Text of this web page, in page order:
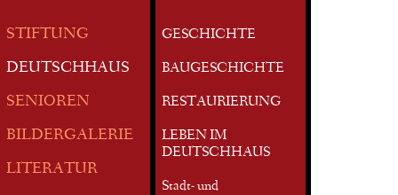
STIFTUNG
DEUTSCHHAUS
SENIOREN
BILDERGALERIE
LITERATUR
GESCHICHTE
BAUGESCHICHTE
RESTAURIERUNG
LEBEN IM
DEUTSCHHAUS
Stadt- und